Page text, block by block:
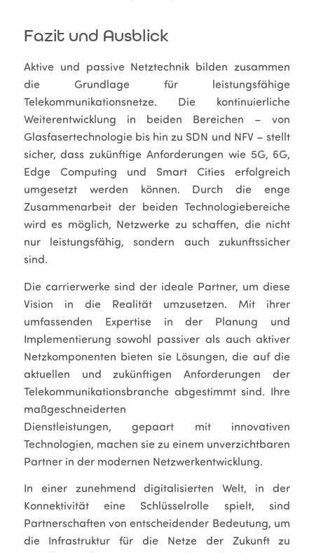
Fazit und Ausblick
Aktive und passive Netztechnik bilden zusammen
die Grundlage für leistungsfähige
Telekommunikationsnetze. Die kontinuierliche
Weiterentwicklung in beiden Bereichen – von
Glasfasertechnologie bis hin zu SDN und NFV – stellt
sicher, dass zukünftige Anforderungen wie 5G, 6G,
Edge Computing und Smart Cities erfolgreich
umgesetzt werden können. Durch die enge
Zusammenarbeit der beiden Technologiebereiche
wird es möglich, Netzwerke zu schaffen, die nicht
nur leistungsfähig, sondern auch zukunftssicher
sind.
Die carrierwerke sind der ideale Partner, um diese
Vision in die Realität umzusetzen. Mit ihrer
umfassenden Expertise in der Planung und
Implementierung sowohl passiver als auch aktiver
Netzkomponenten bieten sie Lösungen, die auf die
aktuellen und zukünftigen Anforderungen der
Telekommunikationsbranche abgestimmt sind. Ihre
maßgeschneiderten
Dienstleistungen, gepaart mit innovativen
Technologien, machen sie zu einem unverzichtbaren
Partner in der modernen Netzwerkentwicklung.
In einer zunehmend digitalisierten Welt, in der
Konnektivität eine Schlüsselrolle spielt, sind
Partnerschaften von entscheidender Bedeutung, um
die Infrastruktur für die Netze der Zukunft zu